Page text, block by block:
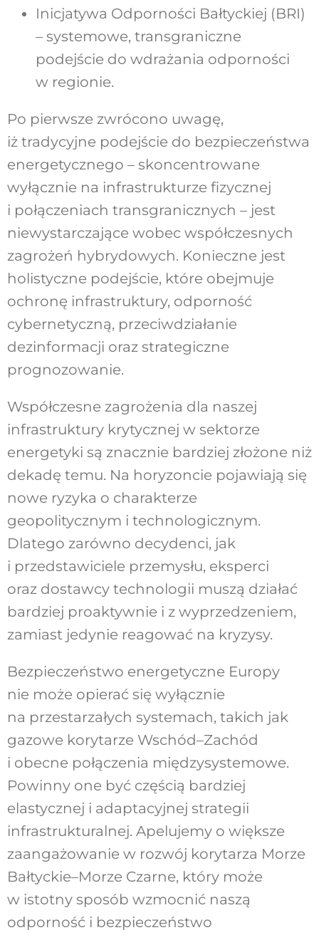
Inicjatywa Odporności Bałtyckiej (BRI)
– systemowe, transgraniczne
podejście do wdrażania odporności
w regionie.
Po pierwsze zwrócono uwagę,
iż tradycyjne podejście do bezpieczeństwa
energetycznego – skoncentrowane
wyłącznie na infrastrukturze fizycznej
i połączeniach transgranicznych – jest
niewystarczające wobec współczesnych
zagrożeń hybrydowych. Konieczne jest
holistyczne podejście, które obejmuje
ochronę infrastruktury, odporność
cybernetyczną, przeciwdziałanie
dezinformacji oraz strategiczne
prognozowanie.
Współczesne zagrożenia dla naszej
infrastruktury krytycznej w sektorze
energetyki są znacznie bardziej złożone niż
dekadę temu. Na horyzoncie pojawiają się
nowe ryzyka o charakterze
geopolitycznym i technologicznym.
Dlatego zarówno decydenci, jak
i przedstawiciele przemysłu, eksperci
oraz dostawcy technologii muszą działać
bardziej proaktywnie i z wyprzedzeniem,
zamiast jedynie reagować na kryzysy.
Bezpieczeństwo energetyczne Europy
nie może opierać się wyłącznie
na przestarzałych systemach, takich jak
gazowe korytarze Wschód–Zachód
i obecne połączenia międzysystemowe.
Powinny one być częścią bardziej
elastycznej i adaptacyjnej strategii
infrastrukturalnej. Apelujemy o większe
zaangażowanie w rozwój korytarza Morze
Bałtyckie–Morze Czarne, który może
w istotny sposób wzmocnić naszą
odporność i bezpieczeństwo